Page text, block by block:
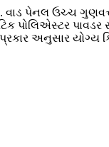
પેનલ ઉચ્ચ
પાવડર
અનુસાર યોગ્ય